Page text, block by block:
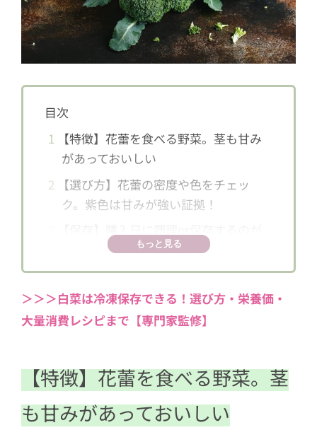
目次
1 【特徴】花蕾を食べる野菜。茎も甘み
があっておいしい
2 【選び方】花蕾の密度や色をチェッ
ク。紫色は甘みが強い証拠！
4【栄養・効果】栄養価はトップクラ
ス。生活習慣病やがんの予防効果に期
待
もっと見る
＞＞＞白菜は冷凍保存できる！選び方・栄養価・
大量消費レシピまで【専門家監修】
【特徴】花蕾を食べる野菜。茎
も甘みがあっておいしい